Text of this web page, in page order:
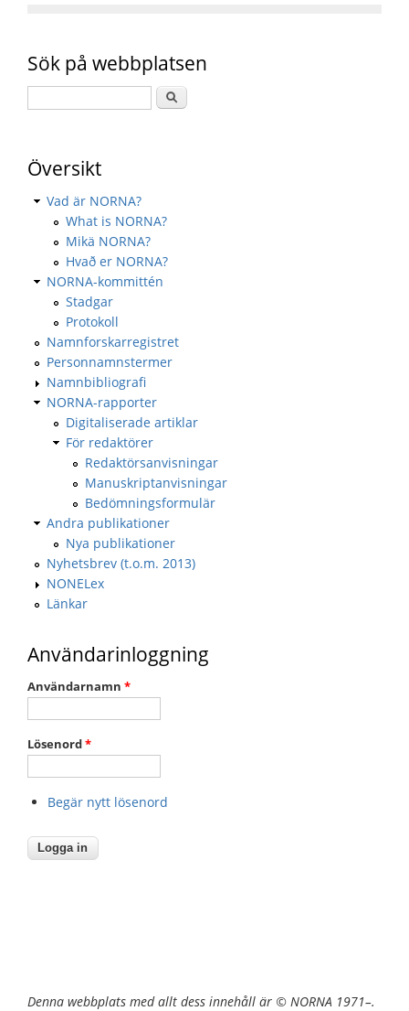
Sök på webbplatsen
Översikt
Vad är NORNA?
What is NORNA?
Mikä NORNA?
Hvað er NORNA?
NORNA-kommittén
Stadgar
Protokoll
Namnforskarregistret
Personnamnstermer
Namnbibliografi
NORNA-rapporter
Digitaliserade artiklar
För redaktörer
Redaktörsanvisningar
Manuskriptanvisningar
Bedömningsformulär
Andra publikationer
Nya publikationer
Nyhetsbrev (t.o.m. 2013)
NONELex
Länkar
Användarinloggning
Användarnamn *
Lösenord*
Begär nytt lösenord
Denna webbplats med allt dess innehåll är © NORNA 1971–.